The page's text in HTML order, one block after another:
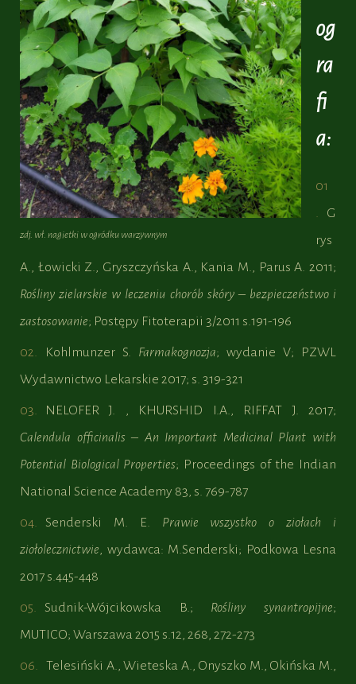
zdj. wł. nagietki w ogródku warzywnym
og
ra
fi
a:
G
rys
A., Łowicki Z., Gryszczyńska A., Kania M., Parus A. 2011;
Rośliny zielarskie w leczeniu chorób skóry – bezpieczeństwo i
zastosowanie; Postępy Fitoterapii 3/2011 s.191-196
Kohlmunzer S. Farmakognozja; wydanie V; PZWL
Wydawnictwo Lekarskie 2017; s. 319-321
NELOFER J. , KHURSHID I.A., RIFFAT J. 2017;
Calendula officinalis – An Important Medicinal Plant with
Potential Biological Properties; Proceedings of the Indian
National Science Academy 83, s. 769-787
Senderski M. E. Prawie wszystko o ziołach i
ziołolecznictwie , wydawca: M.Senderski; Podkowa Lesna
2017 s.445-448
Sudnik-Wójcikowska B.; Rośliny synantropijne;
MUTICO; Warszawa 2015 s.12, 268, 272-273
Telesiński A., Wieteska A., Onyszko M., Okińska M.,